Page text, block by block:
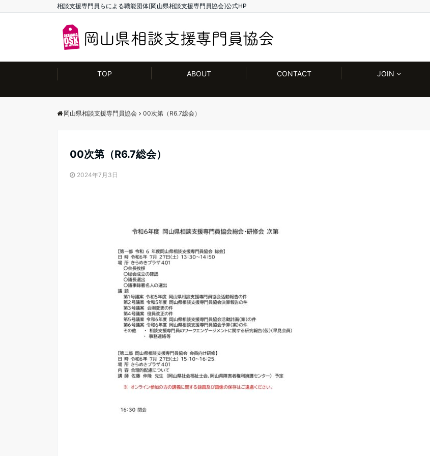
相談支援専門員らによる職能団体[岡山県相談支援専門員協会]公式HP
TOP ABOUT CONTACT JOIN
岡山県相談支援専門員協会 00次第（R6.7総会）
00次第（R6.7総会）
2024年7月3日